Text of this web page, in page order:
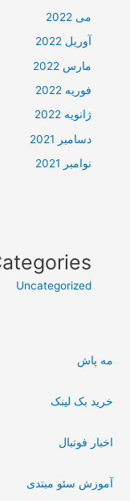
می 2022
آوریل 2022
مارس 2022
فوریه 2022
ژانویه 2022
دسامبر 2021
نوامبر 2021
Uncategorized
مه پاش
خرید بک لینک
اخبار فوتبال
آموزش سئو مبتدی